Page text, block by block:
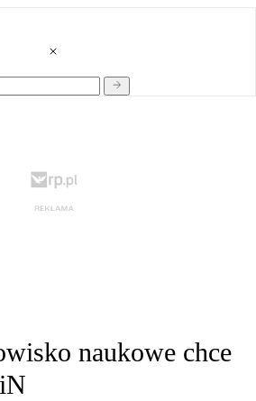
naukowe chce